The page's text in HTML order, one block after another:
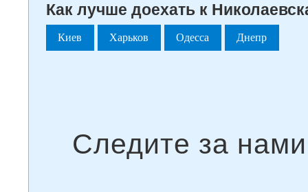
Как лучше доехать к
Киев Харьков Одесса Днепр